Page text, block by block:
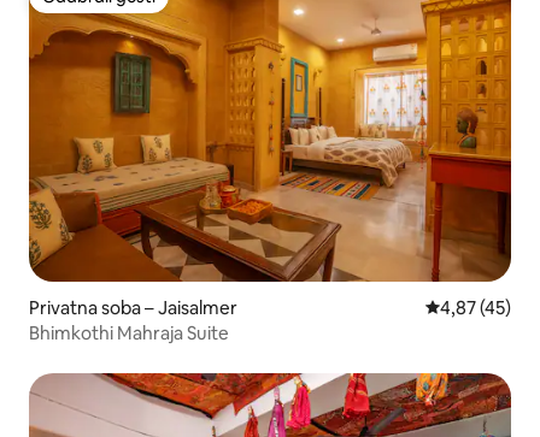
Odabrali gosti
Privatna soba – Jaisalmer Prosječna
4,87 (45)
Bhimkothi Mahraja Suite